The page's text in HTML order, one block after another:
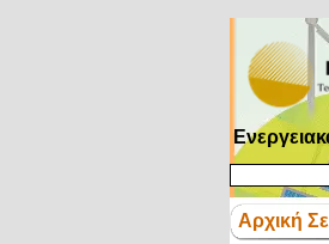
Αρχική